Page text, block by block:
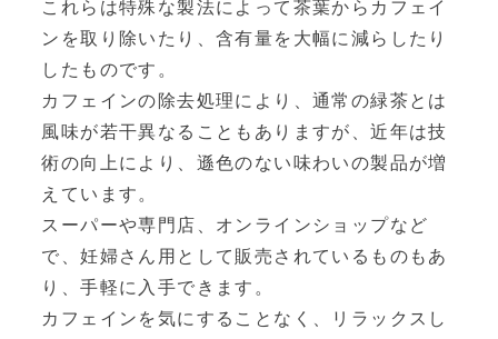
これらは特殊な製法によって茶葉からカフェイ
ンを取り除いたり、含有量を大幅に減らしたり
したものです。
カフェインの除去処理により、通常の緑茶とは
風味が若干異なることもありますが、近年は技
術の向上により、遜色のない味わいの製品が増
えています。
スーパーや専門店、オンラインショップなど
で、妊婦さん用として販売されているものもあ
り、手軽に入手できます。
カフェインを気にすることなく、リラックスし